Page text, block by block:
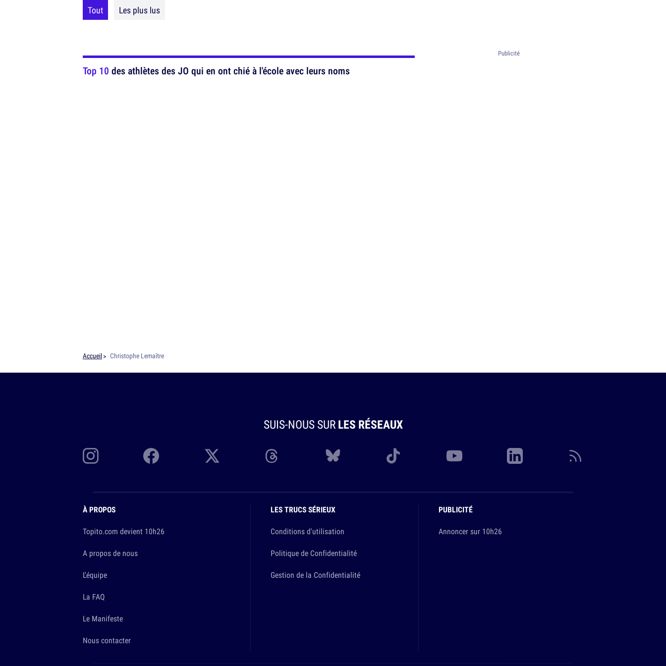
Tout Les plus lus
Top 10 des athlètes des JO qui en ont chié à l'école avec leurs noms
Accueil Christophe Lemaître
SUIS-NOUS SURLES RÉSEAUX
À PROPOS
Topito.com devient 10h26
A propos de nous
L'équipe
La FAQ
Le Manifeste
Nous contacter
LES TRUCS SÉRIEUX
Conditions d'utilisation
Politique de Confidentialité
Gestion de la Confidentialité
PUBLICITÉ
Annoncer sur 10h26